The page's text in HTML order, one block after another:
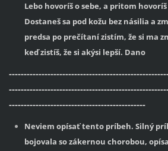
Lebo hovoríš o sebe, a pritom hovoríš
Dostaneš sa pod kožu bez násilia a
predsa po prečítaní zistím, že si ma
keď zistíš, že si akýsi lepší. Dano
----------------------------------------------
Neviem opísať tento príbeh. Silný
bojovala so zákernou chorobou,